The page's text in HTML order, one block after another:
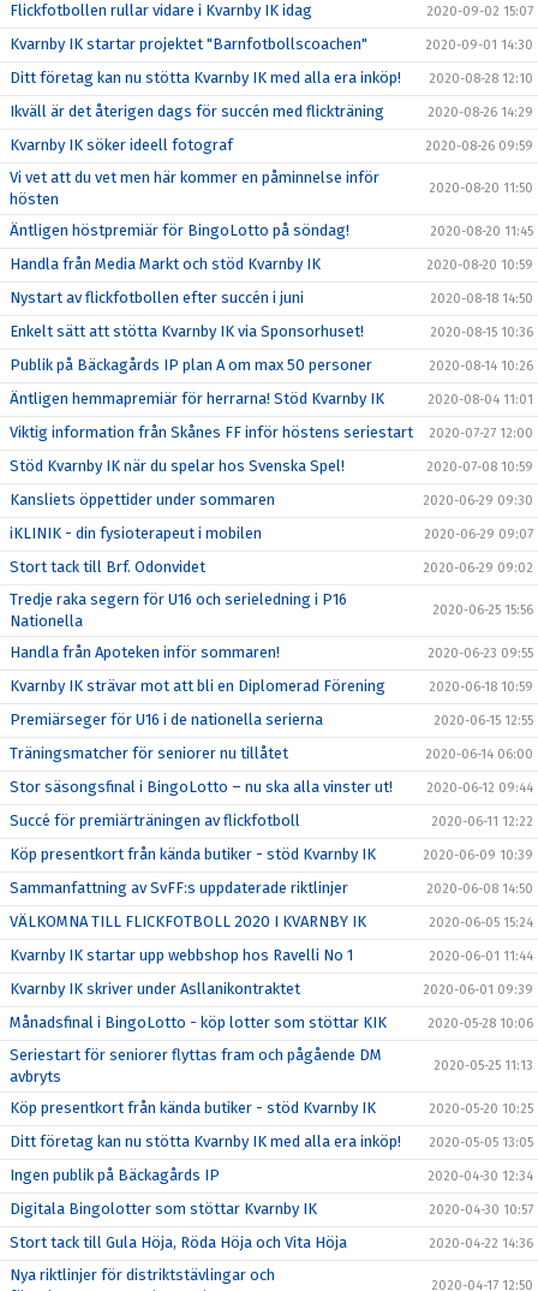
Flickfotbollen rullar vidare i Kvarnby IK idag 2020-09-02 15:07
Kvarnby IK startar projektet "Barnfotbollscoachen" 2020-09-01 14:30
Ditt företag kan nu stötta Kvarnby IK med alla era inköp! 2020-08-28 12:10
Ikväll är det återigen dags för succén med flickträning 2020-08-26 14:29
Kvarnby IK söker ideell fotograf 2020-08-26 09:59
Vi vet att du vet men här kommer en påminnelse inför
hösten
2020-08-20 11:50
Äntligen höstpremiär för BingoLotto på söndag! 2020-08-20 11:45
Handla från Media Markt och stöd Kvarnby IK 2020-08-20 10:59
Nystart av flickfotbollen efter succén i juni 2020-08-18 14:50
Enkelt sätt att stötta Kvarnby IK via Sponsorhuset! 2020-08-15 10:36
Publik på Bäckagårds IP plan A om max 50 personer 2020-08-14 10:26
Äntligen hemmapremiär för herrarna! Stöd Kvarnby IK 2020-08-04 11:01
Viktig information från Skånes FF inför höstens seriestart 2020-07-27 12:00
Stöd Kvarnby IK när du spelar hos Svenska Spel! 2020-07-08 10:59
Kansliets öppettider under sommaren 2020-06-29 09:30
iKLINIK - din fysioterapeut i mobilen 2020-06-29 09:07
Stort tack till Brf. Odonvidet 2020-06-29 09:02
Tredje raka segern för U16 och serieledning i P16
Nationella
2020-06-25 15:56
Handla från Apoteken inför sommaren! 2020-06-23 09:55
Kvarnby IK strävar mot att bli en Diplomerad Förening 2020-06-18 10:59
Premiärseger för U16 i de nationella serierna 2020-06-15 12:55
Träningsmatcher för seniorer nu tillåtet 2020-06-14 06:00
Stor säsongsfinal i BingoLotto – nu ska alla vinster ut! 2020-06-12 09:44
Succé för premiärträningen av flickfotboll 2020-06-11 12:22
Köp presentkort från kända butiker - stöd Kvarnby IK 2020-06-09 10:39
Sammanfattning av SvFF:s uppdaterade riktlinjer 2020-06-08 14:50
VÄLKOMNA TILL FLICKFOTBOLL 2020 I KVARNBY IK 2020-06-05 15:24
Kvarnby IK startar upp webbshop hos Ravelli No 1 2020-06-01 11:44
Kvarnby IK skriver under Asllanikontraktet 2020-06-01 09:39
Månadsfinal i BingoLotto - köp lotter som stöttar KIK 2020-05-28 10:06
Seriestart för seniorer flyttas fram och pågående DM
avbryts
2020-05-25 11:13
Köp presentkort från kända butiker - stöd Kvarnby IK 2020-05-20 10:25
Ditt företag kan nu stötta Kvarnby IK med alla era inköp! 2020-05-05 13:05
Ingen publik på Bäckagårds IP 2020-04-30 12:34
Digitala Bingolotter som stöttar Kvarnby IK 2020-04-30 10:57
Stort tack till Gula Höja, Röda Höja och Vita Höja 2020-04-22 14:36
Nya riktlinjer för distriktstävlingar och
2020-04-17 12:50